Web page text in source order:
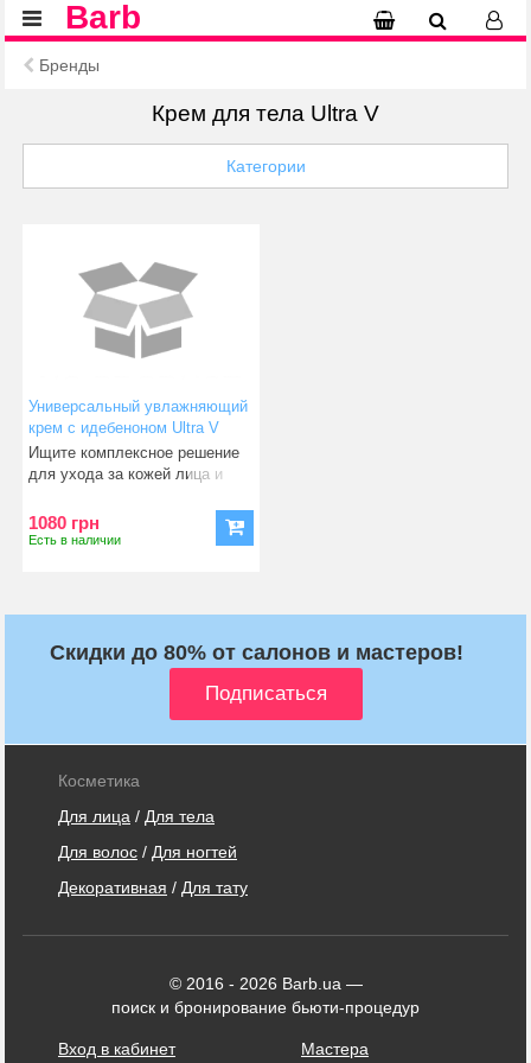
Barb
Бренды
Крем для тела Ultra V
Категории
Универсальный увлажняющий
крем с идебеноном Ultra V
IDEBENONE MOISTURIZING
CREAM 100 мл
Ищите комплексное решение
для ухода за кожей лица и
1080 грн
Есть в наличии
Скидки до 80% от салонов и мастеров!
Косметика
Для лица / Для тела
Для волос / Для ногтей
Декоративная / Для тату
© 2016 - 2026 Barb.ua —
поиск и бронирование бьюти-процедур
Вход в кабинет Мастера